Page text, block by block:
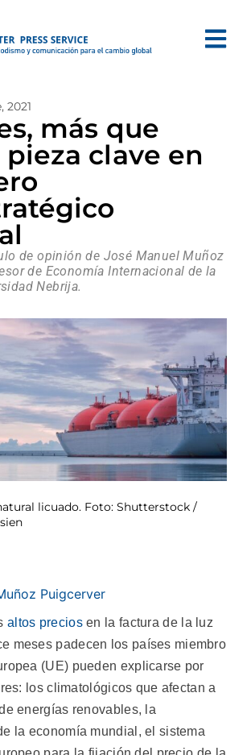
2021
más que
clave en
de opinión de José Manuel Muñoz
de Economía Internacional de la
Nebrija.
licuado. Foto: Shutterstock /
Puigcerver
altos preciosen la factura de la luz
meses padecen los países miembro
(UE) pueden explicarse por
los climatológicos que afectan a
energías renovables, la
la economía mundial, el sistema